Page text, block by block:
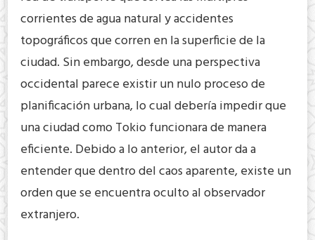
corrientes de agua natural y accidentes
topográficos que corren en la superficie de la
ciudad. Sin embargo, desde una perspectiva
occidental parece existir un nulo proceso de
planificación urbana, lo cual debería impedir que
una ciudad como Tokio funcionara de manera
eficiente. Debido a lo anterior, el autor da a
entender que dentro del caos aparente, existe un
orden que se encuentra oculto al observador
extranjero.